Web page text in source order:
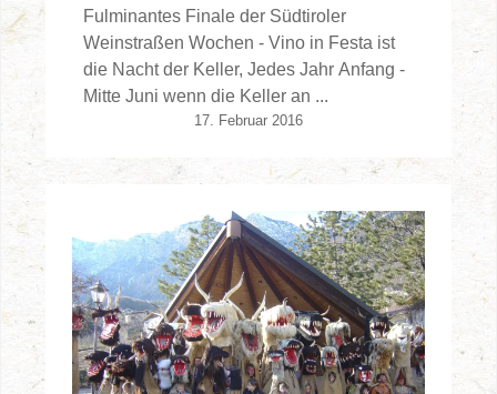
Fulminantes Finale der Südtiroler
Weinstraßen Wochen - Vino in Festa ist
die Nacht der Keller, Jedes Jahr Anfang -
Mitte Juni wenn die Keller an ...
17. Februar 2016